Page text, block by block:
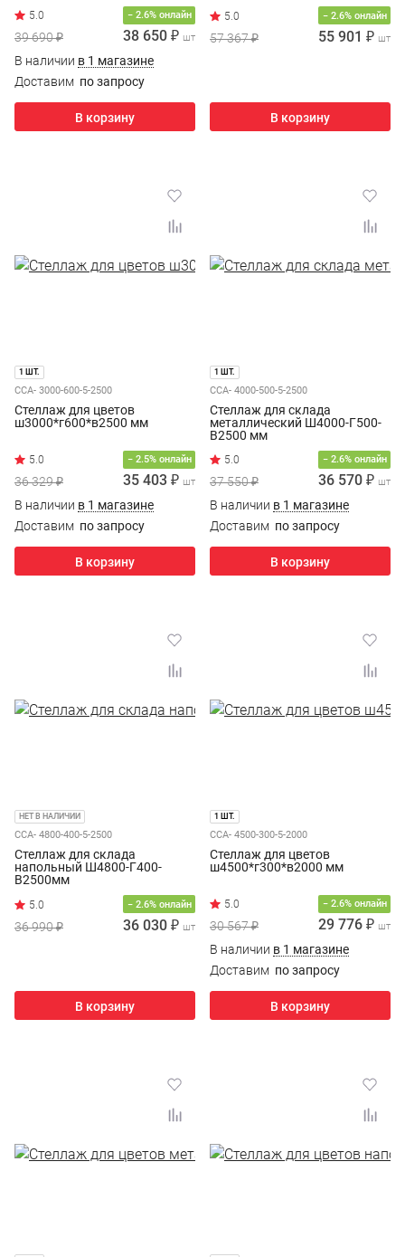
− 2.6% онлайн
39 690 ₽ 38 650 ₽ шт
В наличии в 1 магазине
Доставим по запросу
В корзину
− 2.6% онлайн
57 367 ₽ 55 901 ₽ шт
В корзину
1 ШТ.
ССА- 3000-600-5-2500
Стеллаж для цветов
ш3000*г600*в2500 мм
− 2.5% онлайн
36 329 ₽ 35 403 ₽ шт
В наличии в 1 магазине
Доставим по запросу
В корзину
1 ШТ.
ССА- 4000-500-5-2500
Стеллаж для склада
металлический Ш4000-Г500-
В2500 мм
− 2.6% онлайн
37 550 ₽ 36 570 ₽ шт
В наличии в 1 магазине
Доставим по запросу
В корзину
НЕТ В НАЛИЧИИ
ССА- 4800-400-5-2500
Стеллаж для склада
напольный Ш4800-Г400-
В2500мм
− 2.6% онлайн
36 990 ₽ 36 030 ₽ шт
В корзину
1 ШТ.
ССА- 4500-300-5-2000
Стеллаж для цветов
ш4500*г300*в2000 мм
− 2.6% онлайн
30 567 ₽ 29 776 ₽ шт
В наличии в 1 магазине
Доставим по запросу
В корзину